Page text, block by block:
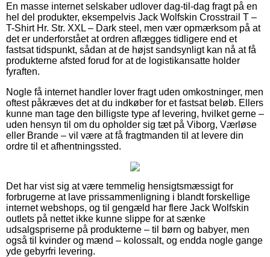
En masse internet selskaber udlover dag-til-dag fragt på en
hel del produkter, eksempelvis Jack Wolfskin Crosstrail T –
T-Shirt Hr. Str. XXL – Dark steel, men vær opmærksom på at
det er underforstået at ordren aflægges tidligere end et
fastsat tidspunkt, sådan at de højst sandsynligt kan nå at få
produkterne afsted forud for at de logistikansatte holder
fyraften.
Nogle få internet handler lover fragt uden omkostninger, men
oftest påkræves det at du indkøber for et fastsat beløb. Ellers
kunne man tage den billigste type af levering, hvilket gerne –
uden hensyn til om du opholder sig tæt på Viborg, Værløse
eller Brande – vil være at få fragtmanden til at levere din
ordre til et afhentningssted.
Det har vist sig at være temmelig hensigtsmæssigt for
forbrugerne at lave prissammenligning i blandt forskellige
internet webshops, og til gengæld har flere Jack Wolfskin
outlets på nettet ikke kunne slippe for at sænke
udsalgspriserne på produkterne – til børn og babyer, men
også til kvinder og mænd – kolossalt, og endda nogle gange
yde gebyrfri levering.